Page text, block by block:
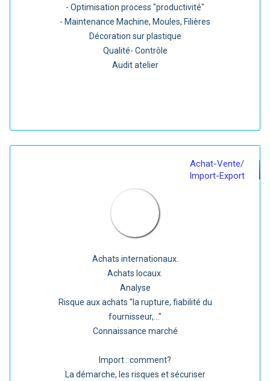
- Optimisation process "productivité"
- Maintenance Machine, Moules, Filières
Décoration sur plastique
Qualité- Contrôle
Audit atelier
Achat-Vente/
Import-Export
Achats internationaux.
Achats locaux.
Analyse
Risque aux achats "la rupture, fiabilité du
fournisseur,..."
Connaissance marché
Import : comment?
La démarche, les risques et sécuriser